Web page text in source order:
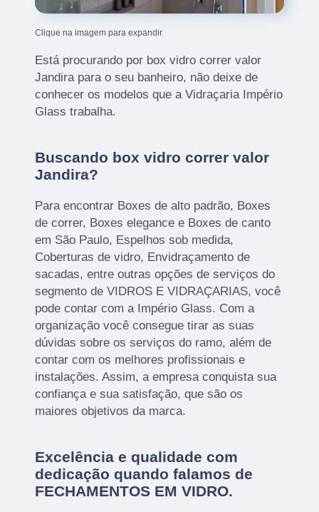
Clique na imagem para expandir
Está procurando por box vidro correr valor
Jandira para o seu banheiro, não deixe de
conhecer os modelos que a Vidraçaria Império
Glass trabalha.
Buscando box vidro correr valor
Jandira?
Para encontrar Boxes de alto padrão, Boxes
de correr, Boxes elegance e Boxes de canto
em São Paulo, Espelhos sob medida,
Coberturas de vidro, Envidraçamento de
sacadas, entre outras opções de serviços do
segmento de VIDROS E VIDRAÇARIAS, você
pode contar com a Império Glass. Com a
organização você consegue tirar as suas
dúvidas sobre os serviços do ramo, além de
contar com os melhores profissionais e
instalações. Assim, a empresa conquista sua
confiança e sua satisfação, que são os
maiores objetivos da marca.
Excelência e qualidade com
dedicação quando falamos de
FECHAMENTOS EM VIDRO.